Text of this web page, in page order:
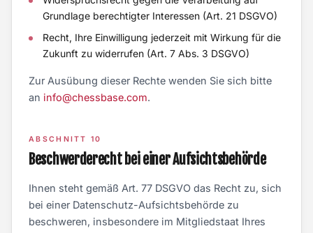
Grundlage berechtigter Interessen (Art. 21 DSGVO)
Recht, Ihre Einwilligung jederzeit mit Wirkung für die
Zukunft zu widerrufen (Art. 7 Abs. 3 DSGVO)
Zur Ausübung dieser Rechte wenden Sie sich bitte
an info@chessbase.com.
ABSCHNITT 10
Beschwerderecht bei einer Aufsichtsbehörde
Ihnen steht gemäß Art. 77 DSGVO das Recht zu, sich
bei einer Datenschutz-Aufsichtsbehörde zu
beschweren, insbesondere im Mitgliedstaat Ihres